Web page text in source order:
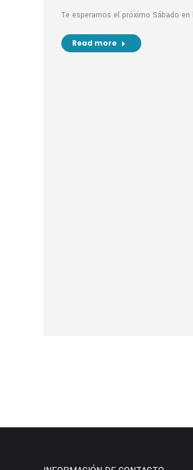
Te esperamos el próximo Sábado
Read more